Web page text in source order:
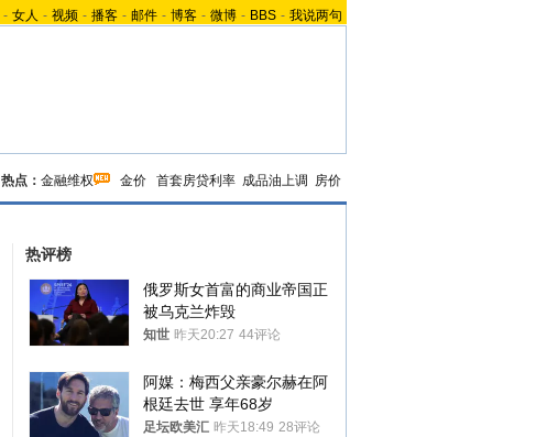
- 女人 - 视频 - 播客 - 邮件 - 博客 - 微博 - BBS - 我说两句
热点： 金融维权 金价 首套房贷利率 成品油上调 房价
热评榜
俄罗斯女首富的商业帝国正
被乌克兰炸毁
知世 昨天20:27 44评论
阿媒：梅西父亲豪尔赫在阿
根廷去世 享年68岁
足坛欧美汇 昨天18:49 28评论